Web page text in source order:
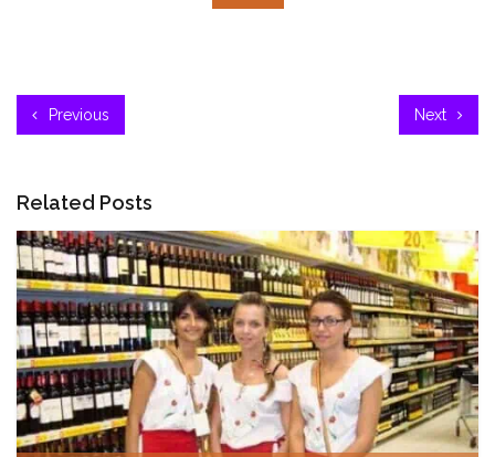
Previous Next
Related Posts